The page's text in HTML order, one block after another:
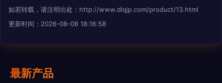
如若转载，请注明出处：http://www.dlqjp.com/product/13.html
更新时间：2026-08-08 18:16:58
最新产品